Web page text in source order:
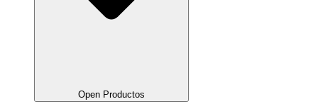
Open Productos